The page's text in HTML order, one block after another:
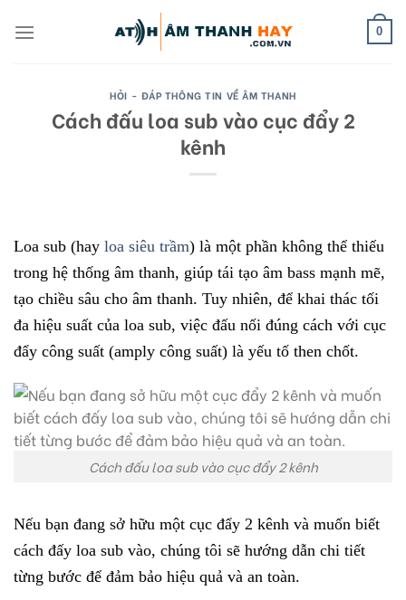
0
HỎI - ĐÁP THÔNG TIN VỀ ÂM THANH
Cách đấu loa sub vào cục đẩy 2
kênh
Loa sub (hay loa siêu trầm) là một phần không thể thiếu
trong hệ thống âm thanh, giúp tái tạo âm bass mạnh mẽ,
tạo chiều sâu cho âm thanh. Tuy nhiên, để khai thác tối
đa hiệu suất của loa sub, việc đấu nối đúng cách với cục
đẩy công suất (amply công suất) là yếu tố then chốt.
Cách đấu loa sub vào cục đẩy 2 kênh
Nếu bạn đang sở hữu một cục đẩy 2 kênh và muốn biết
cách đấy loa sub vào, chúng tôi sẽ hướng dẫn chi tiết
từng bước để đảm bảo hiệu quả và an toàn.